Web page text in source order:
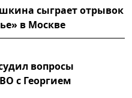
сыграет отрывок
в Москве
вопросы
с Георгием